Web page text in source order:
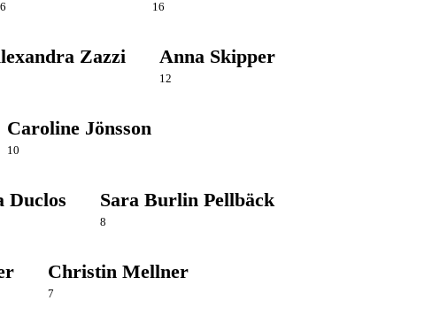
16
Zazzi Anna Skipper
12
Caroline Jönsson
10
Duclos Sara Burlin Pellbäck
8
Christin Mellner
7